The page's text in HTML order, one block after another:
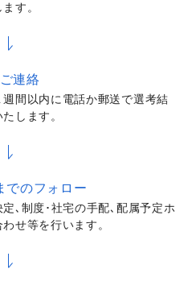
す。
ご連絡
間以内に電話か郵送で選考結
します。
でのフォロー
定､制度･社宅の手配､配属予定ホ
せ等を行います。